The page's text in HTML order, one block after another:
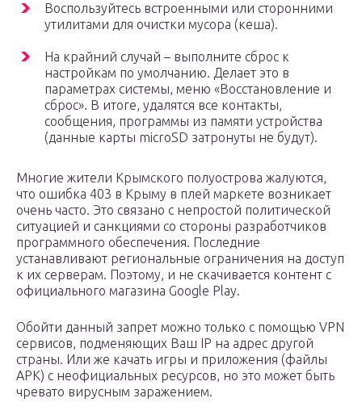
Воспользуйтесь встроенными или сторонними
утилитами для очистки мусора (кеша).
На крайний случай – выполните сброс к
настройкам по умолчанию. Делает это в
параметрах системы, меню «Восстановление и
сброс». В итоге, удалятся все контакты,
сообщения, программы из памяти устройства
(данные карты microSD затронуты не будут).
Многие жители Крымского полуострова жалуются,
что ошибка 403 в Крыму в плей маркете возникает
очень часто. Это связано с непростой политической
ситуацией и санкциями со стороны разработчиков
программного обеспечения. Последние
устанавливают региональные ограничения на доступ
к их серверам. Поэтому, и не скачивается контент с
официального магазина Google Play.
Обойти данный запрет можно только с помощью VPN
сервисов, подменяющих Ваш IP на адрес другой
страны. Или же качать игры и приложения (файлы
APK) с неофициальных ресурсов, но это может быть
чревато вирусным заражением.